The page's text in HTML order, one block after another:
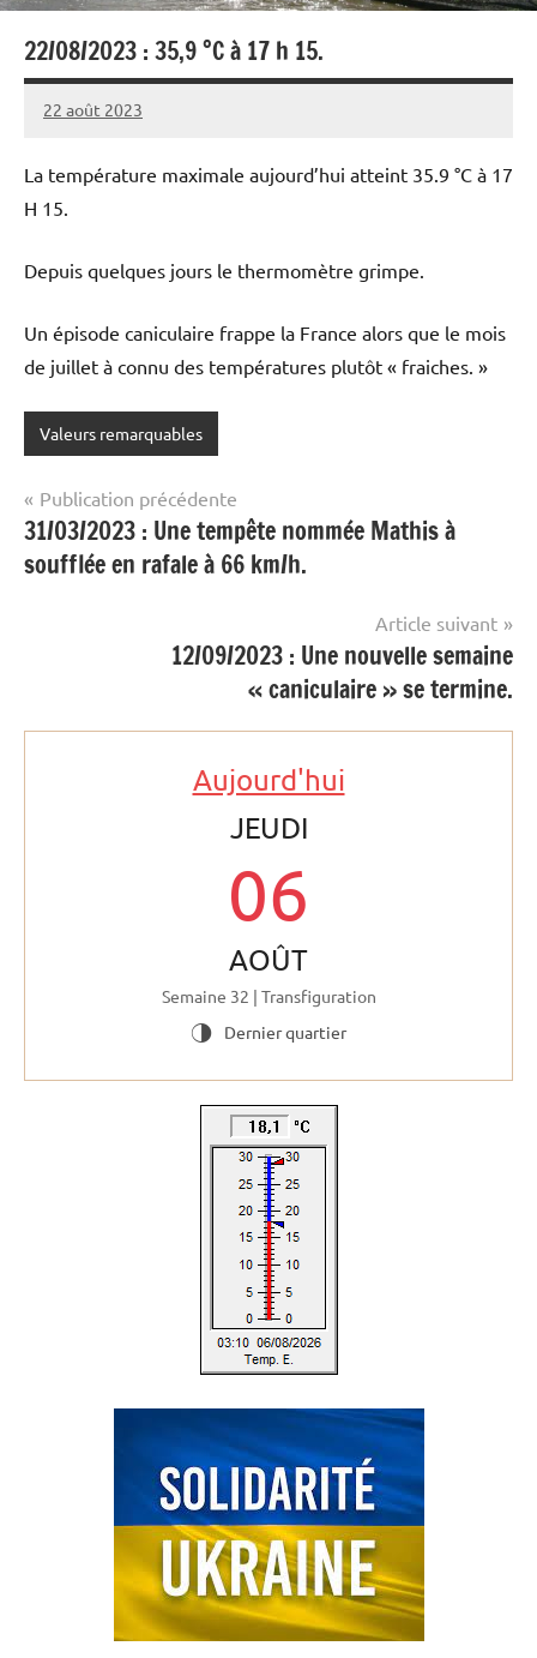
22/08/2023 : 35,9 °C à 17 h 15.
22 août 2023
Patrice
La température maximale aujourd’hui atteint 35.9 °C à 17
H 15.
Depuis quelques jours le thermomètre grimpe.
Un épisode caniculaire frappe la France alors que le mois
de juillet à connu des températures plutôt « fraiches. »
Valeurs remarquables
Navigation
de
l’article
Publication précédente
31/03/2023 : Une tempête nommée Mathis à
soufflée en rafale à 66 km/h.
Article suivant
12/09/2023 : Une nouvelle semaine
« caniculaire » se termine.
Aujourd'hui
JEUDI
06
AOÛT
Semaine 32 | Transfiguration
T
Dernier quartier